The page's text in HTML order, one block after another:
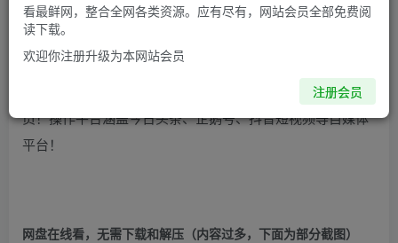
潭州学院新媒体培训自媒体推广运营高级课程(基础课+高级
课)适合自媒体新人以及想在自媒体领域有进一步提升的学
员！操作平台涵盖今日头条、企鹅号、抖音短视频等自媒体
平台！
网盘在线看，无需下载和解压（内容过多，下面为部分截图）
看最鲜网，整合全网各类资源。应有尽有，网站会员全部免费阅
读下载。
欢迎你注册升级为本网站会员
注册会员